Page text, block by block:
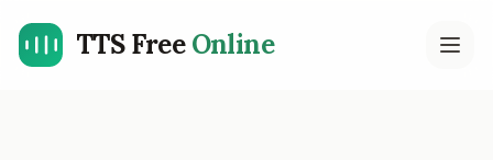
TTS FreeOnline